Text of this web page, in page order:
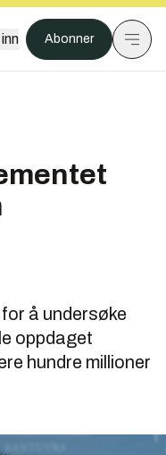
Abonner
å undersøke
oppdaget
hundre millioner